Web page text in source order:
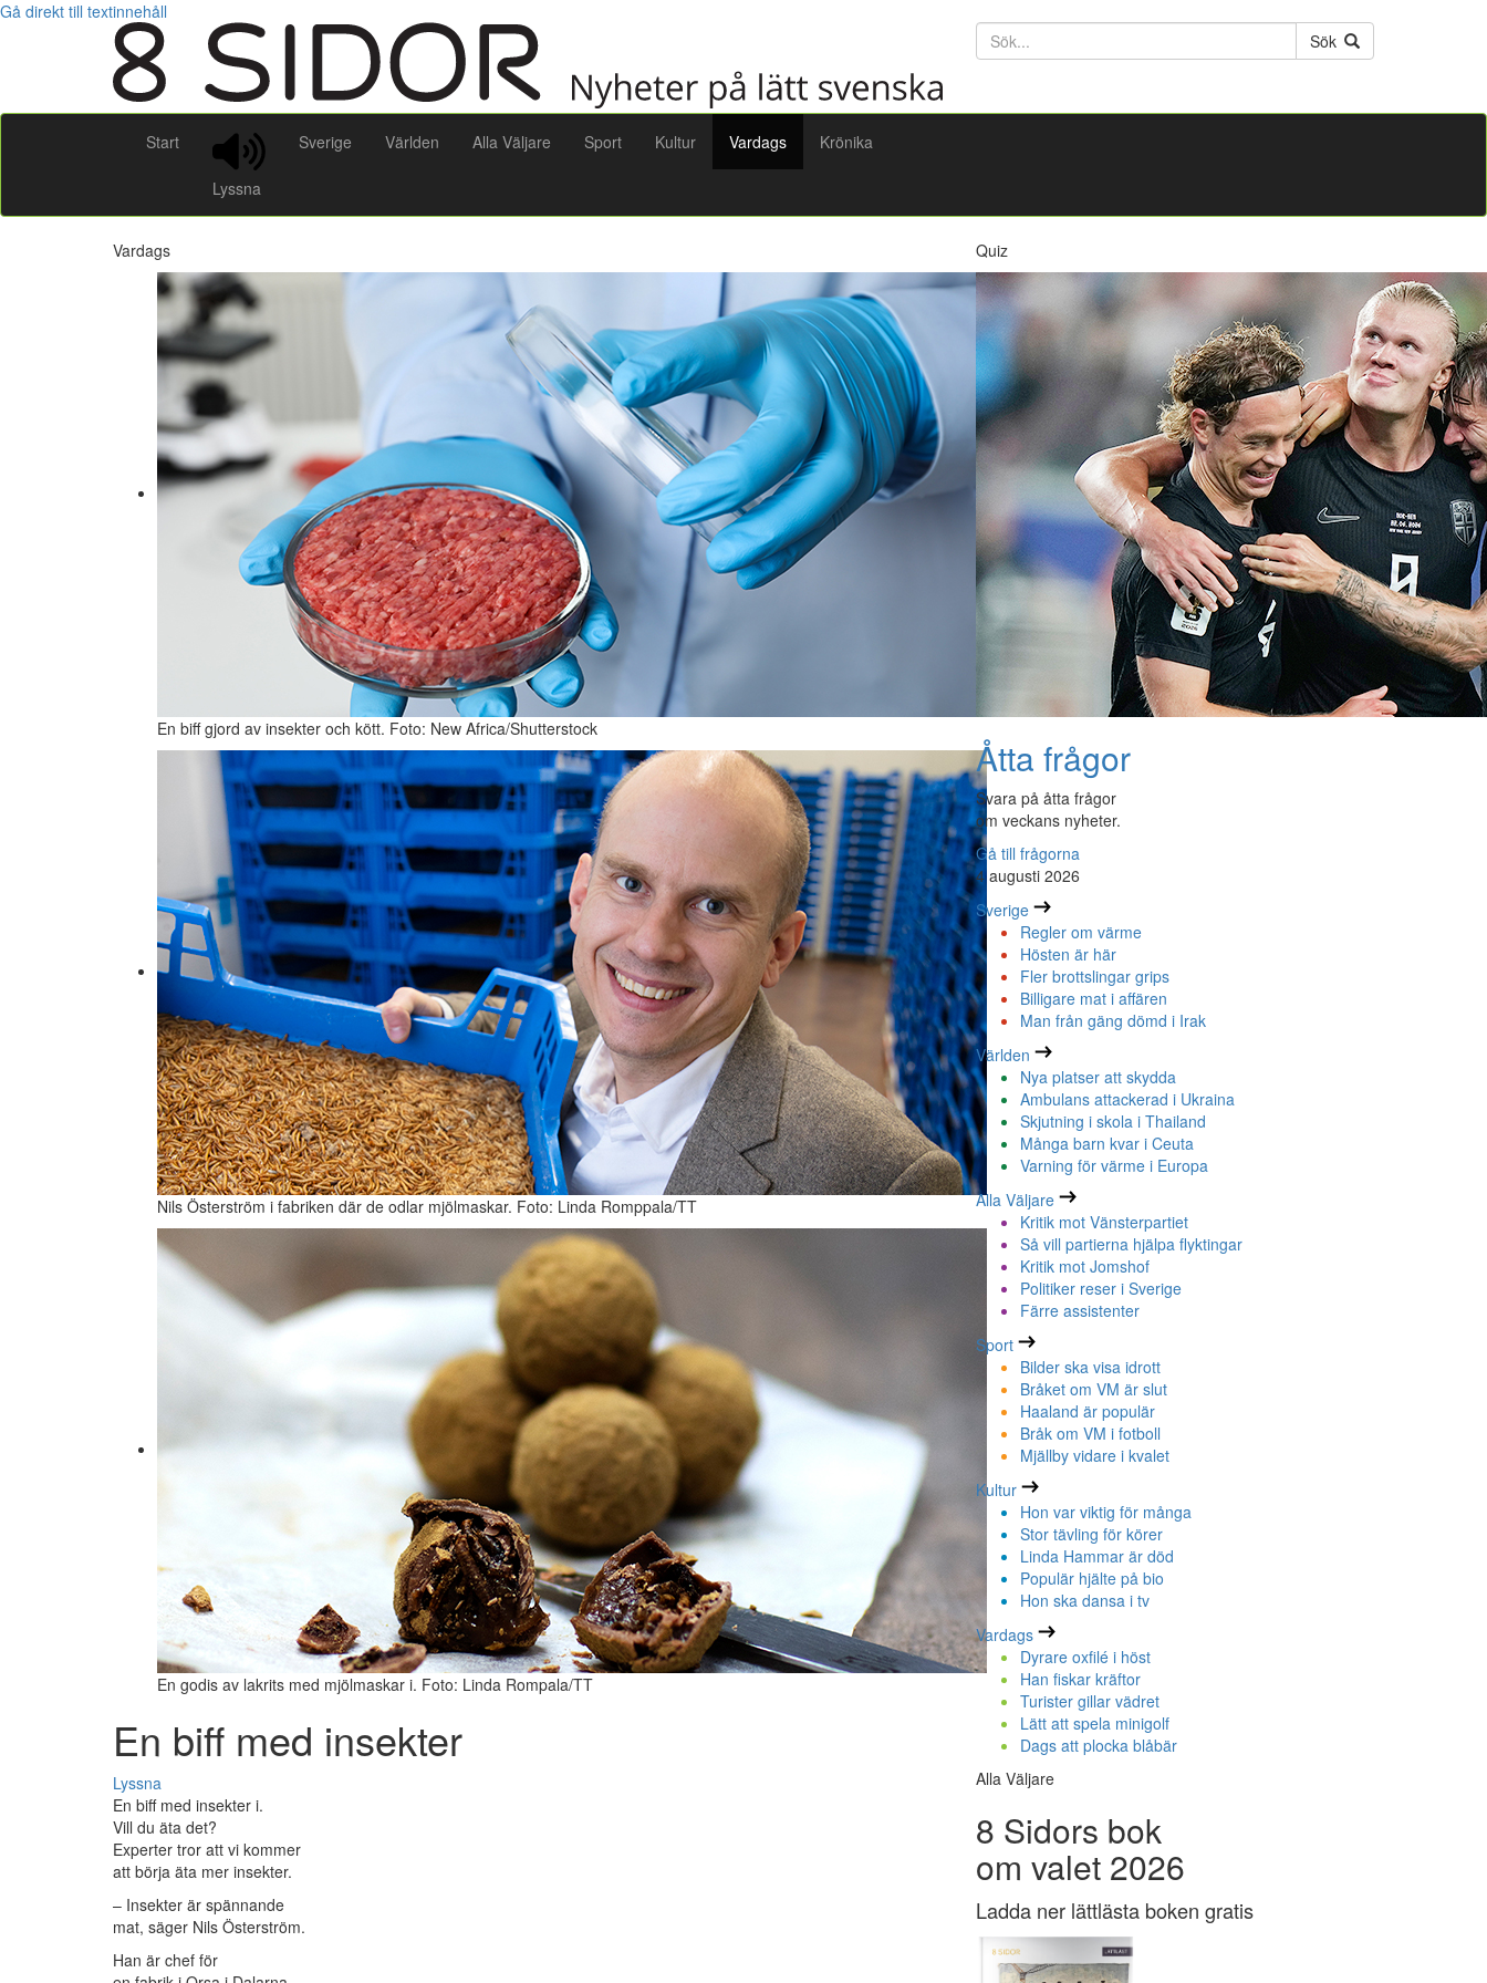
Gå direkt till textinnehåll
Söktext
Sök
Start
Lyssna
Sverige Världen Alla Väljare Sport Kultur Vardags Krönika
Vardags
En biff gjord av insekter och kött. Foto: New Africa/Shutterstock
Nils Österström i fabriken där de odlar mjölmaskar. Foto: Linda Romppala/TT
En godis av lakrits med mjölmaskar i. Foto: Linda Rompala/TT
En biff med insekter
Lyssna
En biff med insekter i.
Vill du äta det?
Experter tror att vi kommer
att börja äta mer insekter.
– Insekter är spännande
mat, säger Nils Österström.
Han är chef för
Quiz
Åtta frågor
Svara på åtta frågor
om veckans nyheter.
Gå till frågorna
4 augusti 2026
Sverige
Regler om värme
Hösten är här
Fler brottslingar grips
Billigare mat i affären
Man från gäng dömd i Irak
Världen
Nya platser att skydda
Ambulans attackerad i Ukraina
Skjutning i skola i Thailand
Många barn kvar i Ceuta
Varning för värme i Europa
Alla Väljare
Kritik mot Vänsterpartiet
Så vill partierna hjälpa flyktingar
Kritik mot Jomshof
Politiker reser i Sverige
Färre assistenter
Sport
Bilder ska visa idrott
Bråket om VM är slut
Haaland är populär
Bråk om VM i fotboll
Mjällby vidare i kvalet
Kultur
Hon var viktig för många
Stor tävling för körer
Linda Hammar är död
Populär hjälte på bio
Hon ska dansa i tv
Vardags
Dyrare oxfilé i höst
Han fiskar kräftor
Turister gillar vädret
Lätt att spela minigolf
Dags att plocka blåbär
Alla Väljare
8 Sidors bok
om valet 2026
Ladda ner lättlästa boken gratis